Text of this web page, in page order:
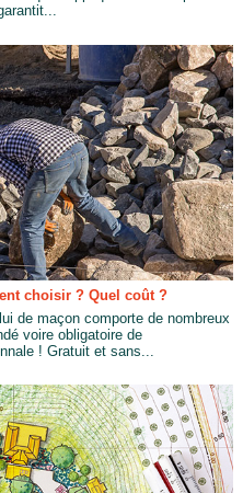
choisir ? Quel coût ?
de maçon comporte de nombreux
voire obligatoire de
! Gratuit et sans...